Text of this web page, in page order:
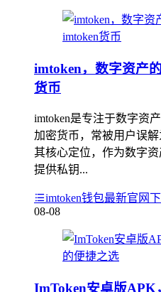
imtoken，数字资产
货币
imtoken是专注于数字资
加密货币，常被用户误
其核心定位，作为数字
提供私钥...
imtoken钱包最新官网
08-08
ImToken安卓版APK